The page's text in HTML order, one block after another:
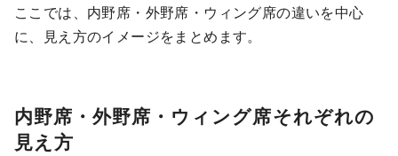
ここでは、内野席・外野席・ウィング席の違いを中心
に、見え方のイメージをまとめます。
内野席・外野席・ウィング席それぞれの
見え方